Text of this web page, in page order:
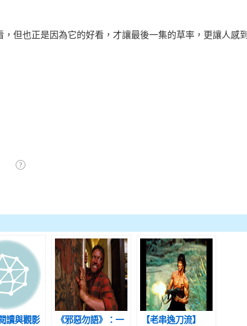
但也正是因為它的好看，才讓最後一集的草率，更讓人感到
讀與觀影
《邪惡勿語》：一
【老串逸刀流】